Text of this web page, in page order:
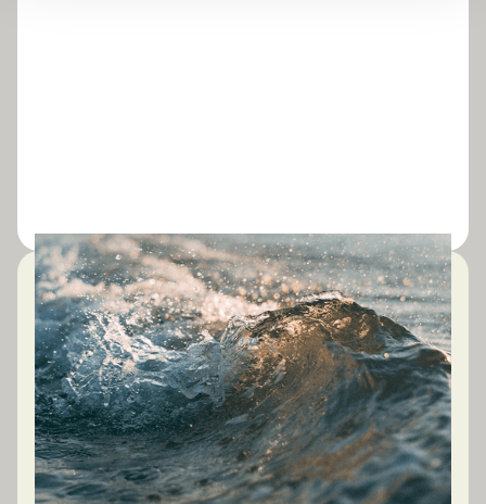
TENS UN REPTE SIMILAR?
Parlem del teu
context
Podem ajudar-te a definir l’estratègia i la
governança tecnològica per impulsar la